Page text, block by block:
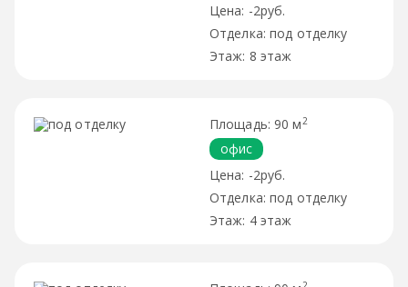
-2руб.
под отделку
8 этаж
90 м 2
офис
-2руб.
под отделку
4 этаж